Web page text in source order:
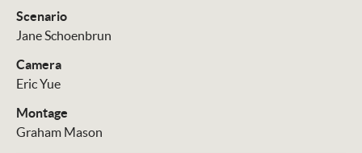
Scenario
Jane Schoenbrun
Camera
Eric Yue
Montage
Graham Mason